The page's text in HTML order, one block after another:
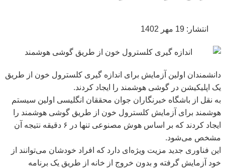
انتشار: 19 مهر 1402
دانشمندان اولین آزمایش برای اندازه گیری کلسترول خون از طریق
یک اپلیکیشن در گوشی هوشمند را ایجاد کردند.
به نقل از باشگاه خبرنگاران جوان محققان انگلیسی اولین سیستم
هوشمند برای آزمایش کلسترول خون از طریق گوشی هوشمند را
ایجاد کردند که بر اساس هوش مصنوعی تنها در ۶ دقیقه نتیجه آن
مشخص می‌شود.
این فناوری جدید مزیت ویژه‌ای دارد که افراد خودشان می‌توانند از
خود آزمایش گرفته و بدون خروج از خانه از طریق یک برنامه